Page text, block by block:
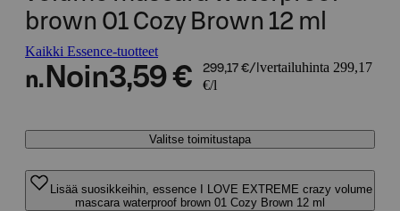
brown 01 Cozy Brown 12 ml
Kaikki Essence-tuotteet
n. Noin3,59 € 299,17 €/l vertailuhinta 299,17
€/l
Valitse toimitustapa
Lisää suosikkeihin, essence I LOVE EXTREME crazy volume
mascara waterproof brown 01 Cozy Brown 12 ml